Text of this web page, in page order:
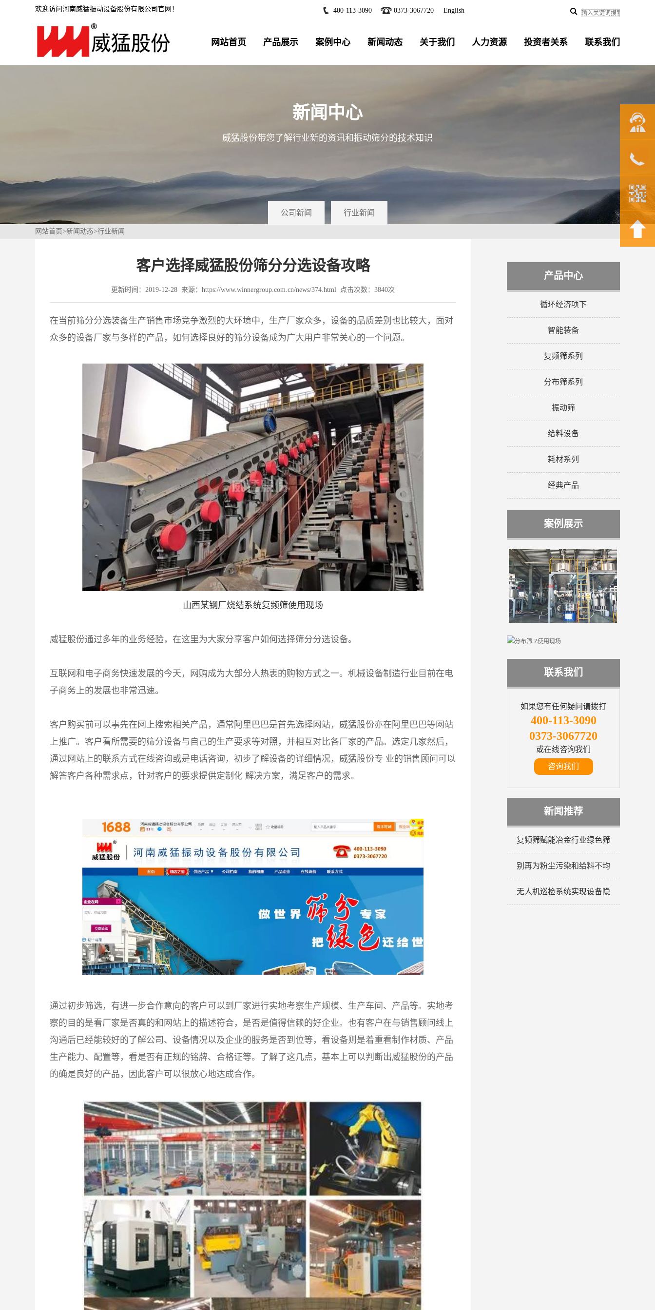
欢迎访问河南威猛振动设备股份有限公司官网！ 400-113-3090 0373-3067720 English
网站首页 产品展示 案例中心 新闻动态 关于我们 人力资源 投资者关系 联系我们
新闻中心
威猛股份带您了解行业新的资讯和振动筛分的技术知识
公司新闻 行业新闻
网站首页>新闻动态>行业新闻
客户选择威猛股份筛分分选设备攻略
更新时间：2019-12-28 来源：https://www.winnergroup.com.cn/news/374.html 点击次数：3840次
在当前筛分分选装备生产销售市场竞争激烈的大环境中，生产厂家众多，设备的品质差别也比较大，面对
众多的设备厂家与多样的产品，如何选择良好的筛分设备成为广大用户非常关心的一个问题。
山西某钢厂烧结系统复频筛使用现场
威猛股份通过多年的业务经验，在这里为大家分享客户如何选择筛分分选设备。
互联网和电子商务快速发展的今天，网购成为大部分人热衷的购物方式之一。机械设备制造行业目前在电
子商务上的发展也非常迅速。
客户购买前可以事先在网上搜索相关产品，通常阿里巴巴是首先选择网站，威猛股份亦在阿里巴巴等网站
上推广。客户看所需要的筛分设备与自己的生产要求等对照，并相互对比各厂家的产品。选定几家然后，
通过网站上的联系方式在线咨询或是电话咨询，初步了解设备的详细情况，威猛股份专 业的销售顾问可以
解答客户各种需求点，针对客户的要求提供定制化 解决方案，满足客户的需求。
通过初步筛选，有进一步合作意向的客户可以到厂家进行实地考察生产规模、生产车间、产品等。实地考
察的目的是看厂家是否真的和网站上的描述符合，是否是值得信赖的好企业。也有客户在与销售顾问线上
沟通后已经能较好的了解公司、设备情况以及企业的服务是否到位等，看设备则是着重看制作材质、产品
生产能力、配置等，看是否有正规的铭牌、合格证等。了解了这几点，基本上可以判断出威猛股份的产品
的确是良好的产品，因此客户可以很放心地达成合作。
产品中心
循环经济项下
智能装备
复频筛系列
分布筛系列
振动筛
给料设备
耗材系列
经典产品
案例展示
联系我们
如果您有任何疑问请拨打
400-113-3090
0373-3067720
或在线咨询我们
咨询我们
新闻推荐
复频筛赋能冶金行业绿色筛
别再为粉尘污染和给料不均
无人机巡检系统实现设备隐
联系我们